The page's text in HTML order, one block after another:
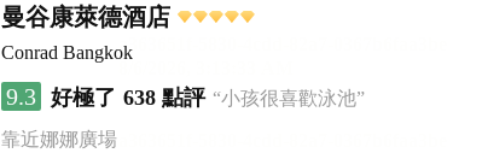
曼谷康萊德酒店
Conrad Bangkok
9.3 好極了 638 點評 “小孩很喜歡泳池”
靠近娜娜廣場